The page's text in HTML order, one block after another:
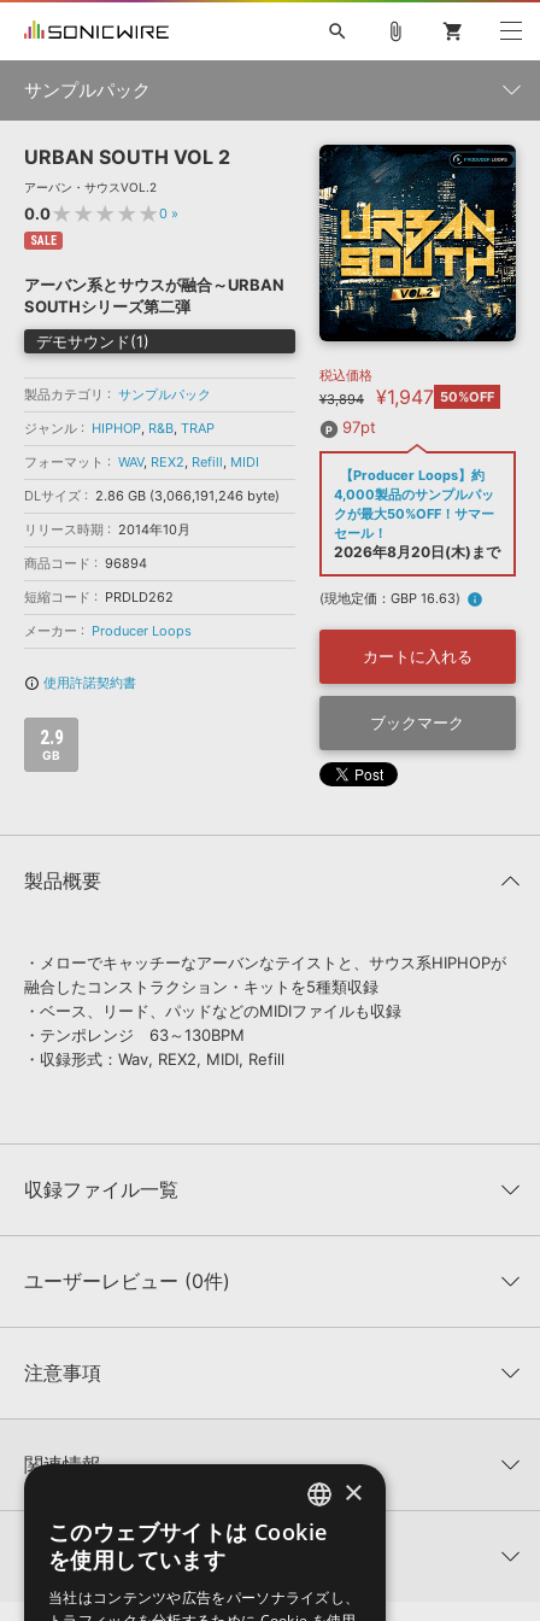
ソフト音源 »
プラグイン・エフェクト »
サンプルパック »
ソフトウェア／ツール »
DAW »
効果音 »
BGM »
特集 »
ニュースレター »
SONICWIREブログ »
製品サポート情報 »
DTMガイド »
FAQ »
お問い合わせ »
音楽カード
楽曲配信流通サービス
無償のサウンド管理ソフト
次世代型 ボーカル・エディタ
APS 映像のBGM・セリフを音声分離
search
初音ミク NT 鏡音リン・レン V4X 巡音ルカ V4X
MEIKO V3
KAITO V3
VOCALOID TOONTRACK
SPITFIRE AUDIO
VIENNA
EZ DRUMMER 3
ライセンスフリーBGM
ボーカル抜き出し
DUBSTEP
ELECTRONICA
EDM TRANCE MUTANT
ROUTER.FM
ソフト音源 プラグイン・エフェクト
ソフトウェア／ツール 効果音
attach_file shopping_cart
サンプルパック
製品一覧
メーカー
フォーマット
ランキング
URBAN SOUTH VOL 2
アーバン・サウスVOL.2
0.0★★★★★0 »
SALE
アーバン系とサウスが融合～URBAN
SOUTHシリーズ第二弾
デモサウンド(1)
製品カテゴリ
サンプルパック
ジャンル
HIPHOP, R&B, TRAP
フォーマット
WAV, REX2, Refill, MIDI
DLサイズ
2.86 GB (3,066,191,246 byte)
リリース時期
2014年10月
商品コード
96894
短縮コード
PRDLD262
メーカー
Producer Loops
info_outline 使用許諾契約書
2.9
GB
税込価格
¥3,894
¥1,947 50%OFF
97pt
【Producer Loops】約
4,000製品のサンプルパッ
クが最大50%OFF！サマー
セール！
2026年8月20日(木)まで
(現地定価：GBP 16.63) info
カートに入れる
ブックマーク
製品概要
・メローでキャッチーなアーバンなテイストと、サウス系HIPHOPが
融合したコンストラクション・キットを5種類収録
・ベース、リード、パッドなどのMIDIファイルも収録
・テンポレンジ 63～130BPM
・収録形式：Wav, REX2, MIDI, Refill
収録ファイル一覧
収録ファイル一覧
ユーザーレビュー (0件)
★★★★★
★5
★2
★1
0%
レビューをもっと見る »
注意事項
KONTAKTフォーマットは、
でお使いいただけます。無償版のKONTAKT PLAYERではお使いい
ただけませんので、ご注意ください。また、「ライブラリ・タブ」
への表示にも対応しておりません。
4GBを超えるデータに関するご注意：
FAT32でフォーマットされた
HDDには、1ファイル4GBを超えるデータを格納することができま
せん。データ容量が4GBを超えるダウンロード製品をご購入いただ
関連情報
【Producer Loops】約4,000タイトルのサンプルパックが最大
50%OFF！サマーセール！
関連サポート情報
ENGLISH
×
このウェブサイトは Cookie
を使用しています
当社はコンテンツや広告をパーソナライズし、